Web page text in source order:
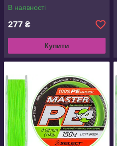
В наявності
277 ₴
Купити